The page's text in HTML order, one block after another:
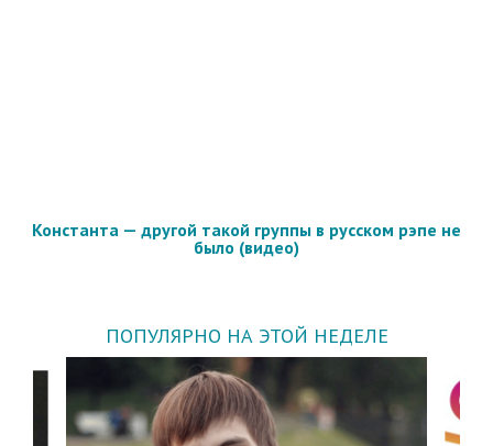
Константа — другой такой группы в русском рэпе не
было (видео)
ПОПУЛЯРНО НА ЭТОЙ НЕДЕЛЕ